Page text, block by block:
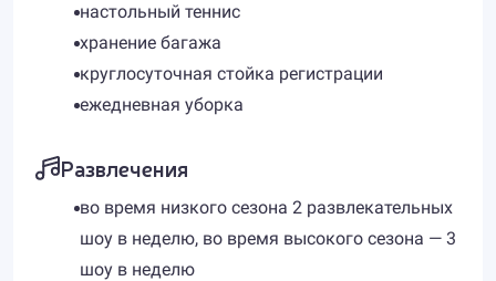
настольный теннис
хранение багажа
круглосуточная стойка регистрации
ежедневная уборка
Развлечения
во время низкого сезона 2 развлекательных
шоу в неделю, во время высокого сезона — 3
шоу в неделю